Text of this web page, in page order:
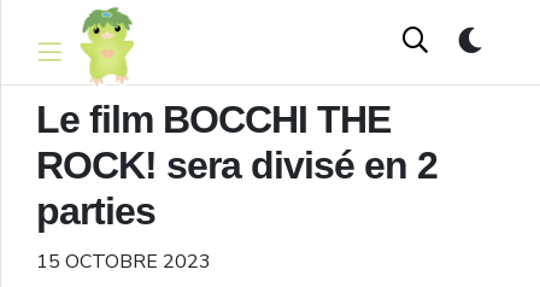
Le film BOCCHI THE
ROCK! sera divisé en 2
parties
15 OCTOBRE 2023